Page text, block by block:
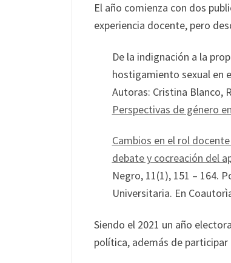
El año comienza con dos
experiencia docente, pero
De la indignación a la
hostigamiento sexual en
Autoras: Cristina Blanco,
Perspectivas de género
Cambios en el rol
debate y cocreación del
Negro, 11(1), 151 – 164.
Universitaria. En
Siendo el 2021 un año
política, además de